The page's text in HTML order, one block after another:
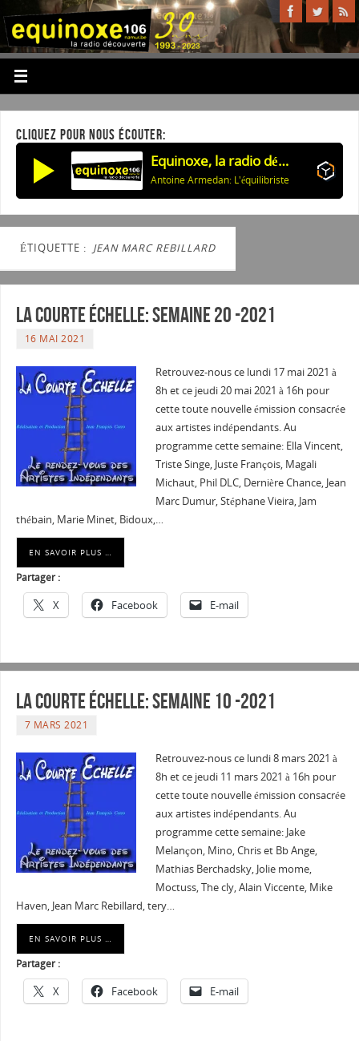
CLIQUEZ POUR NOUS ÉCOUTER:
Equinoxe, la radio découverte
Antoine Armedan: L'équilibriste
ÉTIQUETTE : JEAN MARC REBILLARD
La courte échelle: semaine 20 -2021
16 MAI 2021
Retrouvez-nous ce lundi 17 mai 2021 à
8h et ce jeudi 20 mai 2021 à 16h pour
cette toute nouvelle émission consacrée
aux artistes indépendants. Au
programme cette semaine: Ella Vincent,
Triste Singe, Juste François, Magali
Michaut, Phil DLC, Dernière Chance, Jean
Marc Dumur, Stéphane Vieira, Jam
thébain, Marie Minet, Bidoux,…
EN SAVOIR PLUS …
Partager :
X Facebook E-mail
La courte échelle: semaine 10 -2021
7 MARS 2021
Retrouvez-nous ce lundi 8 mars 2021 à
8h et ce jeudi 11 mars 2021 à 16h pour
cette toute nouvelle émission consacrée
aux artistes indépendants. Au
programme cette semaine: Jake
Melançon, Mino, Chris et Bb Ange,
Mathias Berchadsky, Jolie mome,
Moctuss, The cly, Alain Viccente, Mike
Haven, Jean Marc Rebillard, tery…
EN SAVOIR PLUS …
Partager :
X Facebook E-mail